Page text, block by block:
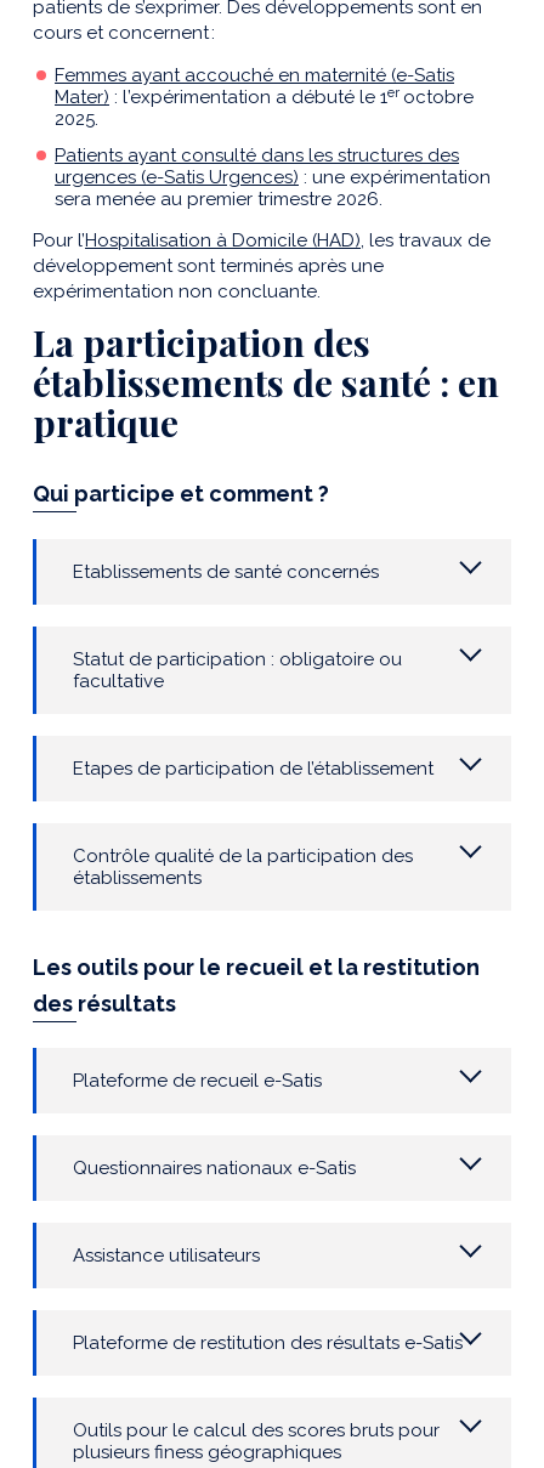
patients de s’exprimer. Des développements sont en
cours et concernent:
Femmes ayant accouché en maternité (e-Satis
Mater) : l’expérimentation a débuté le 1er octobre
2025.
Patients ayant consulté dans les structures des
urgences (e-Satis Urgences) : une expérimentation
sera menée au premier trimestre 2026.
Pour l’Hospitalisation à Domicile (HAD), les travaux de
développement sont terminés après une
expérimentation non concluante.
La participation des
établissements de santé : en
pratique
Qui participe et comment ?
Etablissements de santé concernés
Statut de participation : obligatoire ou
facultative
Etapes de participation de l’établissement
Contrôle qualité de la participation des
établissements
Les outils pour le recueil et la restitution
des résultats
Plateforme de recueil e-Satis
Questionnaires nationaux e-Satis
Assistance utilisateurs
Plateforme de restitution des résultats e-Satis
Outils pour le calcul des scores bruts pour
plusieurs finess géographiques